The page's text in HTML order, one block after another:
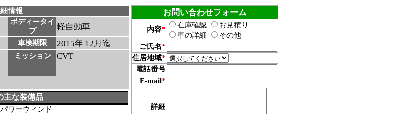
情報
ボディータイ
プ
軽自動車
車検期限 2015年 12月迄
ミッション CVT
主な装備品
ワーウィンド
お問い合わせフォーム
内容*
在庫確認
お見積り
車の詳細
その他
ご氏名*
住居地域*
電話番号
E-mail*
詳細